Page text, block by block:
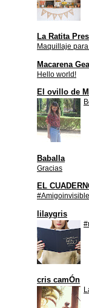
La Ratita
Maquillaje
Macarena Gea
Hello world!
El ovillo de
Baballa
Gracias
EL
lilaygris
cris camÓn